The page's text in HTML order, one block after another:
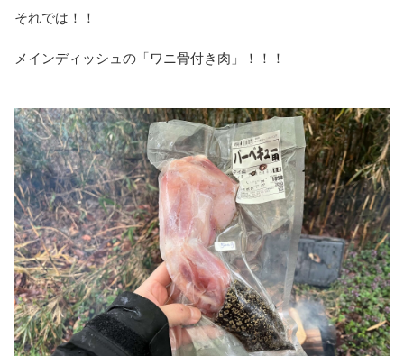
それでは！！
メインディッシュの「ワニ骨付き肉」！！！